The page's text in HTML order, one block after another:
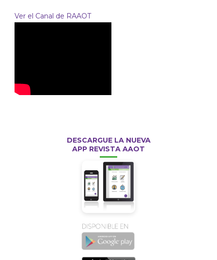
Ver el Canal de RAAOT
DESCARGUE LA NUEVA
APP REVISTA AAOT